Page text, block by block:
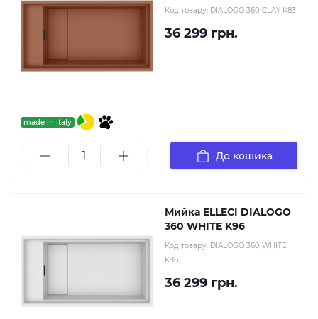
made in italy
Код товару: DIALOGO 360 CLAY K83
36 299 грн.
До кошика
Мийка ELLECI DIALOGO
360 WHITE K96
Код товару: DIALOGO 360 WHITE
K96
36 299 грн.